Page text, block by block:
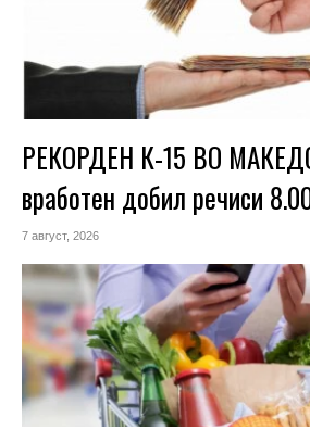
РЕКОРДЕН К-15 ВО
вработен добил речиси
7 август, 2026